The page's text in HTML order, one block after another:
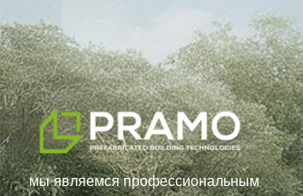
мы являемся профессиональным